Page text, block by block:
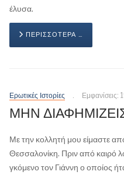
έλυσα.
ΠΕΡΙΣΣΌΤΕΡΑ …
Ερωτικές Ιστορίες Εμφανίσεις:
ΜΗΝ
Με την κολλητή μου είμαστε
Θεσσαλονίκη. Πριν από καιρό
γκόμενο τον Γιάννη ο οποίος